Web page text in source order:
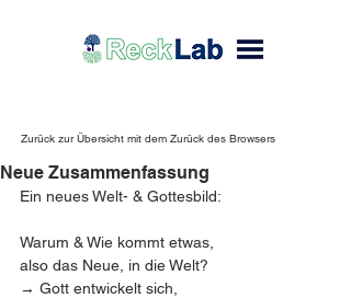
Zurück zur Übersicht mit dem Zurück des Browsers
Neue Zusammenfassung
Ein neues Welt- & Gottesbild:
Warum & Wie kommt etwas,
also das Neue, in die Welt?
→ Gott entwickelt sich,